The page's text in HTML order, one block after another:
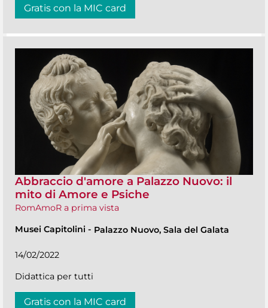
Gratis con la MIC card
Abbraccio d'amore a Palazzo Nuovo: il
mito di Amore e Psiche
RomAmoR a prima vista
Musei Capitolini - Palazzo Nuovo, Sala del Galata
14/02/2022
Didattica per tutti
Gratis con la MIC card